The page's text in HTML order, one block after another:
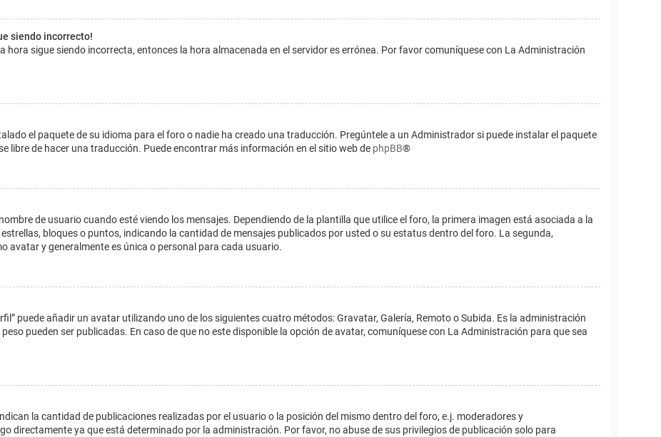
siendo incorrecto!
hora sigue siendo incorrecta, entonces la hora almacenada en el servidor es errónea. Por favor comuníquese con La Administración
el paquete de su idioma para el foro o nadie ha creado una traducción. Pregúntele a un Administrador si puede instalar el paquete
libre de hacer una traducción. Puede encontrar más información en el sitio web de phpBB®
de usuario cuando esté viendo los mensajes. Dependiendo de la plantilla que utilice el foro, la primera imagen está asociada a la
bloques o puntos, indicando la cantidad de mensajes publicados por usted o su estatus dentro del foro. La segunda,
avatar y generalmente es única o personal para cada usuario.
puede añadir un avatar utilizando uno de los siguientes cuatro métodos: Gravatar, Galería, Remoto o Subida. Es la administración
pueden ser publicadas. En caso de que no este disponible la opción de avatar, comuníquese con La Administración para que sea
la cantidad de publicaciones realizadas por el usuario o la posición del mismo dentro del foro, e.j. moderadores y
directamente ya que está determinado por la administración. Por favor, no abuse de sus privilegios de publicación solo para